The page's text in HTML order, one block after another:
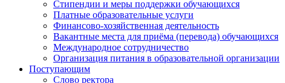
Стипендии и меры поддержки обучающихся
Платные образовательные услуги
Финансово-хозяйственная деятельность
Вакантные места для приёма (перевода) обучающихся
Международное сотрудничество
Организация питания в образовательной организации
Поступающим
Слово ректора